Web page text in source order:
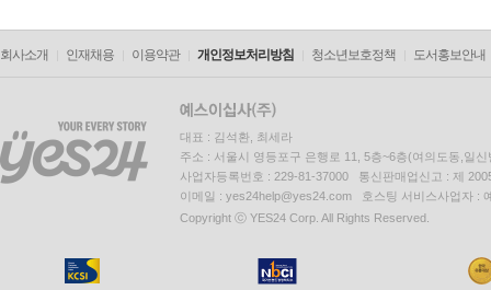
회사소개 인재채용 이용약관 개인정보처리방침 청소년보호정책 도서홍보안내
대표 : 김석환, 최세라
주소 : 서울시 영등포구 은행로 11, 5층~6층(여의도동,일신
사업자등록번호 : 229-81-37000 통신판매업신고 : 제
이메일 : yes24help@yes24.com 호스팅 서비스사업자 :
Copyright ⓒ YES24 Corp. All Rights Reserved.